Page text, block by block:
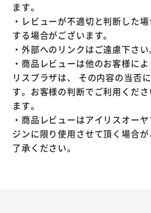
ます。
・レビューが不適切と判断した
する場合がございます。
・外部へのリンクはご遠慮下さい
・商品レビューは他のお客様に
リスプラザは、 その内容の当否
す。お客様の判断でご利用くだ
ます。
・商品レビューはアイリスオー
ジンに限り使用させて頂く場合
了承ください。